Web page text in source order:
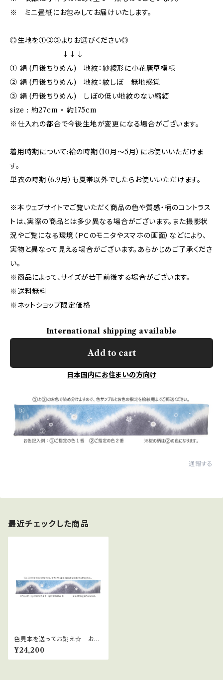
※ ミニ畳紙にお包みしてお届けいたします。
◎生地を①②③よりお選びください◎
↓↓↓
① 絹 (丹後ちりめん) 地紋：紗綾形に小花唐草模様
② 絹 (丹後ちりめん) 地紋：紋しぼ 無地感覚
③ 絹 (丹後ちりめん) しぼの低い地紋のない縮緬
size : 約27cm × 約175cm
※仕入れの都合で今後生地が変更になる場合がございます。
着用時期について:袷の時期（10月〜5月）にお使いいただけま
す。
単衣の時期（6.9月）も夏帯以外でしたらお使いいただけます。
※本ウェブサイトでご覧いただく商品の色や質感・柄のコントラス
トは、実際の商品とは多少異なる場合がございます。また撮影状
況やご覧になる環境（ＰＣのモニタやスマホの画面）などにより、
実物と異なって見える場合がございます。あらかじめご了承くださ
い。
※商品によって、サイズが若干前後する場合がございます。
※送料無料
※ネットショップ限定価格
International shipping available
Add to cart
日本国内にお住まいの方向け
通報する
最近チェックした商品
色見本を送ってお誂え☆ お好
きなお色で帯揚げオーダー～辻
が花・染分け～
¥24,200